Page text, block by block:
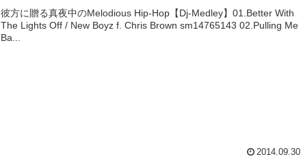
彼方に贈る真夜中のMelodious Hip-Hop【Dj-Medley】01.Better With
The Lights Off / New Boyz f. Chris Brown sm14765143 02.Pulling Me
Ba...
2014.09.30